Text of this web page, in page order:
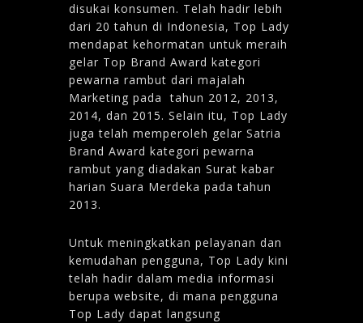
disukai konsumen. Telah hadir lebih
dari 20 tahun di Indonesia, Top Lady
mendapat kehormatan untuk meraih
gelar Top Brand Award kategori
pewarna rambut dari majalah
Marketing pada tahun 2012, 2013,
2014, dan 2015. Selain itu, Top Lady
juga telah memperoleh gelar Satria
Brand Award kategori pewarna
rambut yang diadakan Surat kabar
harian Suara Merdeka pada tahun
2013.
Untuk meningkatkan pelayanan dan
kemudahan pengguna, Top Lady kini
telah hadir dalam media informasi
berupa website, di mana pengguna
Top Lady dapat langsung